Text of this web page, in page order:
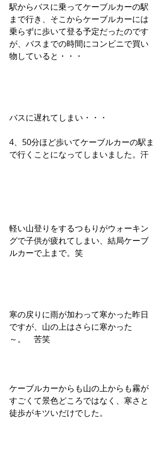
駅からバスに乗ってケーブルカーの駅
まで行き、そこからケーブルカーには
乗らずに歩いて登る予定だったのです
が、バスまでの時間にコンビニで買い
物していると・・・
バスに遅れてしまい・・・
4、50分ほど歩いてケーブルカーの駅ま
で行くことになってしまいました。汗
軽い山登りをするつもりがウォーキン
グで子供が疲れてしまい、結局ケーブ
ルカーで上まで。笑
寒の戻りに雨が加わって寒かった昨日
ですが、山の上はさらに寒かった
～。　苦笑
ケーブルカーからも山の上からも霧が
すごくて景色どころではなく、寒さと
徒歩がキツいだけでした。